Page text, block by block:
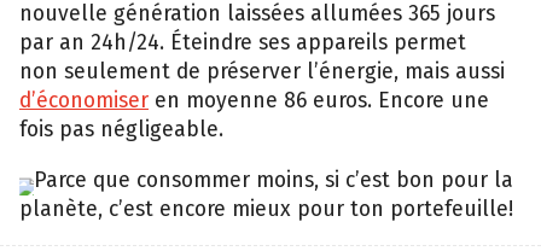
nouvelle génération laissées allumées 365 jours
par an 24h/24. Éteindre ses appareils permet
non seulement de préserver l’énergie, mais aussi
d’économiser en moyenne 86 euros. Encore une
fois pas négligeable.
iStock
Parce que consommer moins, si c’est bon pour la
planète, c’est encore mieux pour ton portefeuille!